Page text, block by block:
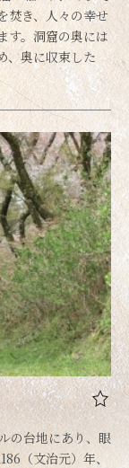
焚き、人々の幸せ
す。洞窟の奥には
、奥に収束した
の台地にあり、眼
（文治元）年、